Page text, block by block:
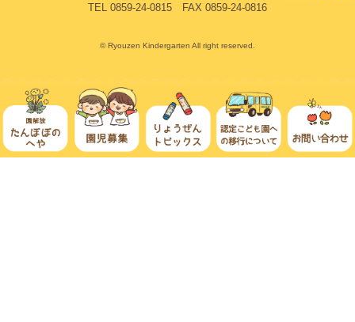
TEL 0859-24-0815 FAX 0859-24-0816
© Ryouzen Kindergarten All right reserved.